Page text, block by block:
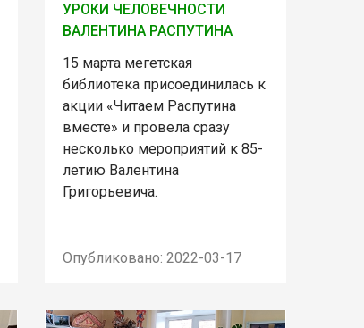
УРОКИ ЧЕЛОВЕЧНОСТИ
ВАЛЕНТИНА РАСПУТИНА
15 марта мегетская
библиотека присоединилась к
акции «Читаем Распутина
вместе» и провела сразу
несколько мероприятий к 85-
летию Валентина
Григорьевича.
Опубликовано: 2022-03-17